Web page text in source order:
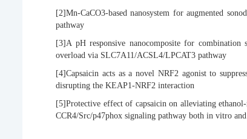
[2]Mn-CaCO3-based nanosystem for augmented
pathway
[3]A pH responsive nanocomposite for
overload via SLC7A11/ACSL4/LPCAT3 pathway
[4]Capsaicin acts as a novel NRF2 agonist to
disrupting the KEAP1-NRF2 interaction
[5]Protective effect of capsaicin on alleviating
CCR4/Src/p47phox signaling pathway both in vitro